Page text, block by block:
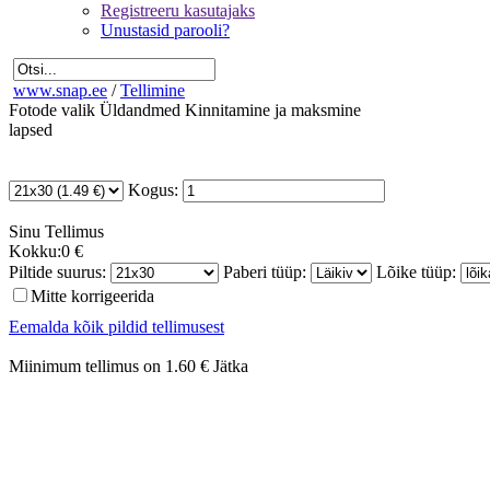
Registreeru kasutajaks
Unustasid parooli?
www.snap.ee / Tellimine
Fotode valik Üldandmed Kinnitamine ja maksmine
lapsed
Kogus:
Sinu Tellimus
Kokku:0 €
Piltide suurus:
Paberi tüüp:
Lõike tüüp:
Mitte korrigeerida
Eemalda kõik pildid tellimusest
Miinimum tellimus on 1.60 € Jätka